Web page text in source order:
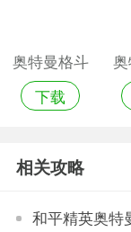
奥特曼格斗
进化0手游
下载
相关攻略